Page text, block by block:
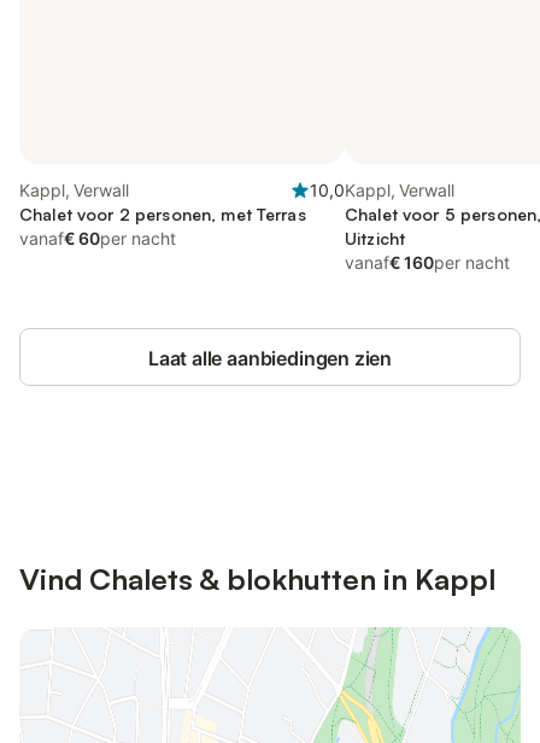
Kappl, Verwall
10,0
Chalet voor 2 personen, met Terras
vanaf€ 60per nacht
Kappl, Verwall
Chalet voor 5
Uitzicht
vanaf€ 160per nacht
Laat alle aanbiedingen zien
Vind Chalets & blokhutten in Kappl